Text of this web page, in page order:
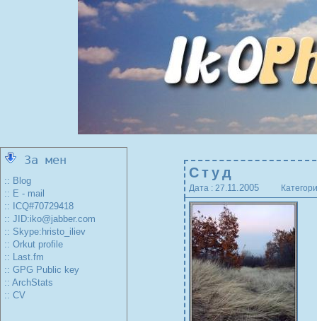
За мен
:: Blog
:: E - mail
:: ICQ#70729418
:: JID:iko@jabber.com
:: Skype:hristo_iliev
:: Orkut profile
:: Last.fm
:: GPG Public key
:: ArchStats
:: CV
Студ
Дата : 27.11.2005